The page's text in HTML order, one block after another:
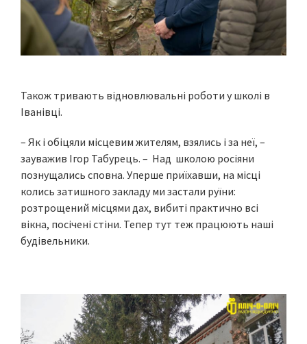
Також тривають відновлювальні роботи у школі в
Іванівці.
– Як і обіцяли місцевим жителям, взялись і за неї, –
зауважив Ігор Табурець. – Над школою росіяни
познущались сповна. Уперше приїхавши, на місці
колись затишного закладу ми застали руїни:
розтрощений місцями дах, вибиті практично всі
вікна, посічені стіни. Тепер тут теж працюють наші
будівельники.